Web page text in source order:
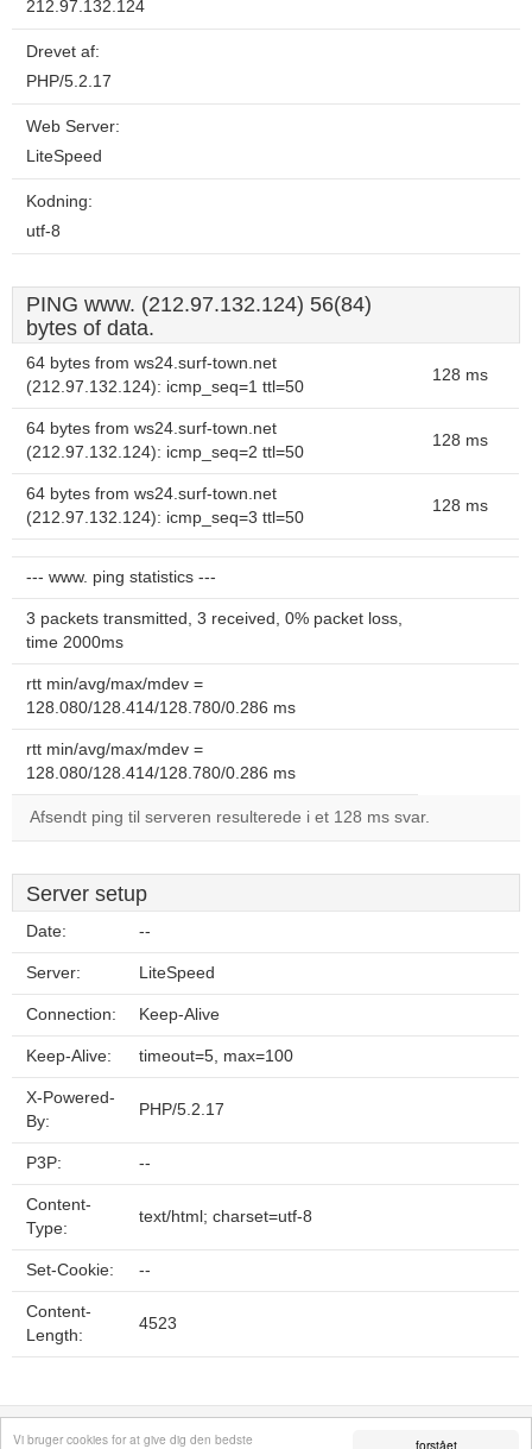
forstået
Vi bruger cookies for at give dig den bedste
212.97.132.124
Drevet af:
PHP/5.2.17
Web Server:
LiteSpeed
Kodning:
utf-8
PING www. (212.97.132.124) 56(84)
bytes of data.
64 bytes from ws24.surf-town.net
(212.97.132.124): icmp_seq=1 ttl=50
128 ms
64 bytes from ws24.surf-town.net
(212.97.132.124): icmp_seq=2 ttl=50
128 ms
64 bytes from ws24.surf-town.net
(212.97.132.124): icmp_seq=3 ttl=50
128 ms
--- www. ping statistics ---
3 packets transmitted, 3 received, 0% packet loss,
time 2000ms
rtt min/avg/max/mdev =
128.080/128.414/128.780/0.286 ms
rtt min/avg/max/mdev =
128.080/128.414/128.780/0.286 ms
Afsendt ping til serveren resulterede i et 128 ms svar.
Server setup
Date: --
Server: LiteSpeed
Connection: Keep-Alive
Keep-Alive: timeout=5, max=100
X-Powered-
By:
PHP/5.2.17
P3P: --
Content-
Type:
text/html; charset=utf-8
Set-Cookie: --
Content-
Length:
4523